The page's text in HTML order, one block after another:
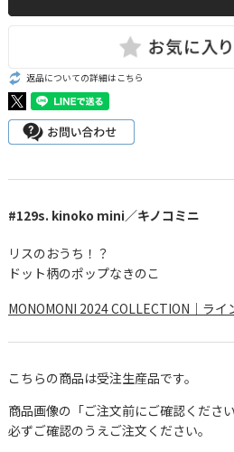
返品についての詳細はこちら
#129s. kinoko mini／キノコミニ
リスのおうち！？
ドット柄のポップなきのこ
MONOMONI 2024 COLLECTION｜ライ
こちらの商品は受注生産品です。
商品画像の「ご注文前にご確認くださ
必ずご確認のうえご注文ください。